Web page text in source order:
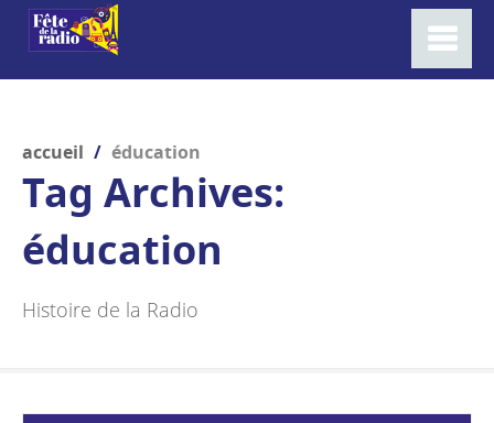
accueil / éducation
Tag Archives:
éducation
Histoire de la Radio